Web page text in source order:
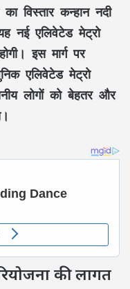
विस्तार कन्हान नदी
नई एलिवेटेड मेट्रो
इस मार्ग पर
एलिवेटेड मेट्रो
लोगों को बेहतर और
की लागत